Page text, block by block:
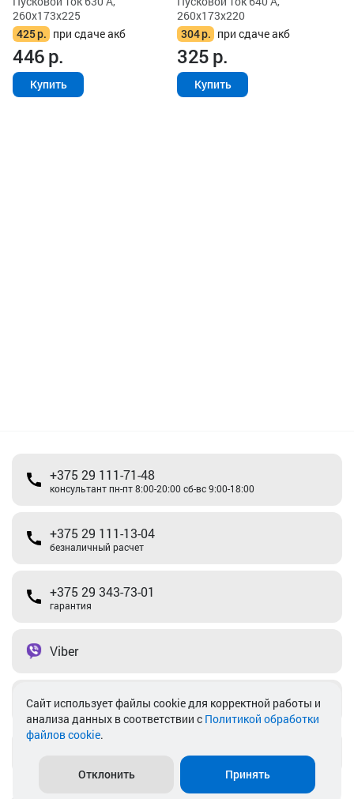
260x173x225
425р. при сдаче акб
446р.
Купить
260x173x220
304р. при сдаче акб
325р.
Купить
+375 29 111-71-48
консультант пн-пт 8:00-20:00 сб-вс 9:00-18:00
+375 29 111-13-04
безналичный расчет
+375 29 343-73-01
гарантия
Viber
Telegram
Cайт использует файлы cookie для корректной работы и
анализа данных в соответствии с Политикой обработки
файлов cookie.
Отклонить Принять